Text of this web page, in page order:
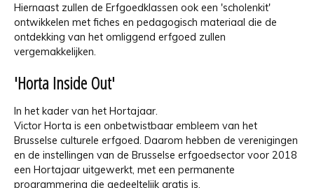
Hiernaast zullen de Erfgoedklassen ook een 'scholenkit'
ontwikkelen met fiches en pedagogisch materiaal die de
ontdekking van het omliggend erfgoed zullen
vergemakkelijken.
'Horta Inside Out'
In het kader van het Hortajaar.
Victor Horta is een onbetwistbaar embleem van het
Brusselse culturele erfgoed. Daarom hebben de verenigingen
en de instellingen van de Brusselse erfgoedsector voor 2018
een Hortajaar uitgewerkt, met een permanente
programmering die gedeeltelijk gratis is.